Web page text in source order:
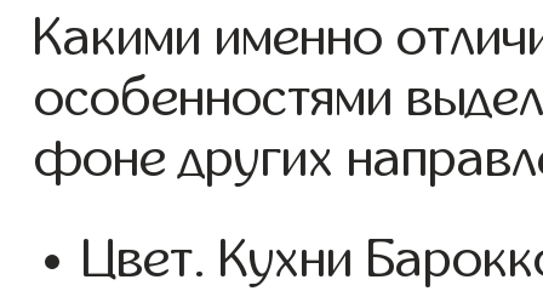
Какими именно
особенностями
фоне других
Цвет. Кухни